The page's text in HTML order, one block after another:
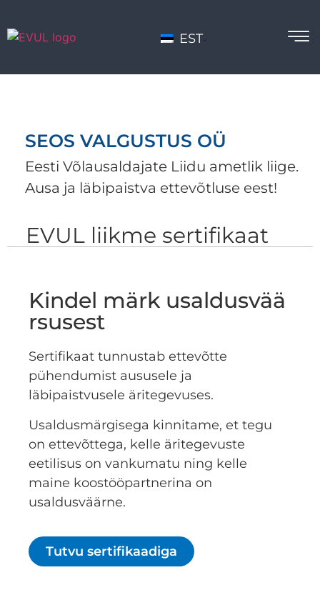
EST
SEOS VALGUSTUS OÜ
Eesti Võlausaldajate Liidu ametlik liige.
Ausa ja läbipaistva ettevõtluse eest!
EVUL liikme sertifikaat
Kindel märk usaldusvää
rsusest
Sertifikaat tunnustab ettevõtte
pühendumist aususele ja
läbipaistvusele äritegevuses.
Usaldusmärgisega kinnitame, et tegu
on ettevõttega, kelle äritegevuste
eetilisus on vankumatu ning kelle
maine koostööpartnerina on
usaldusväärne.
Tutvu sertifikaadiga